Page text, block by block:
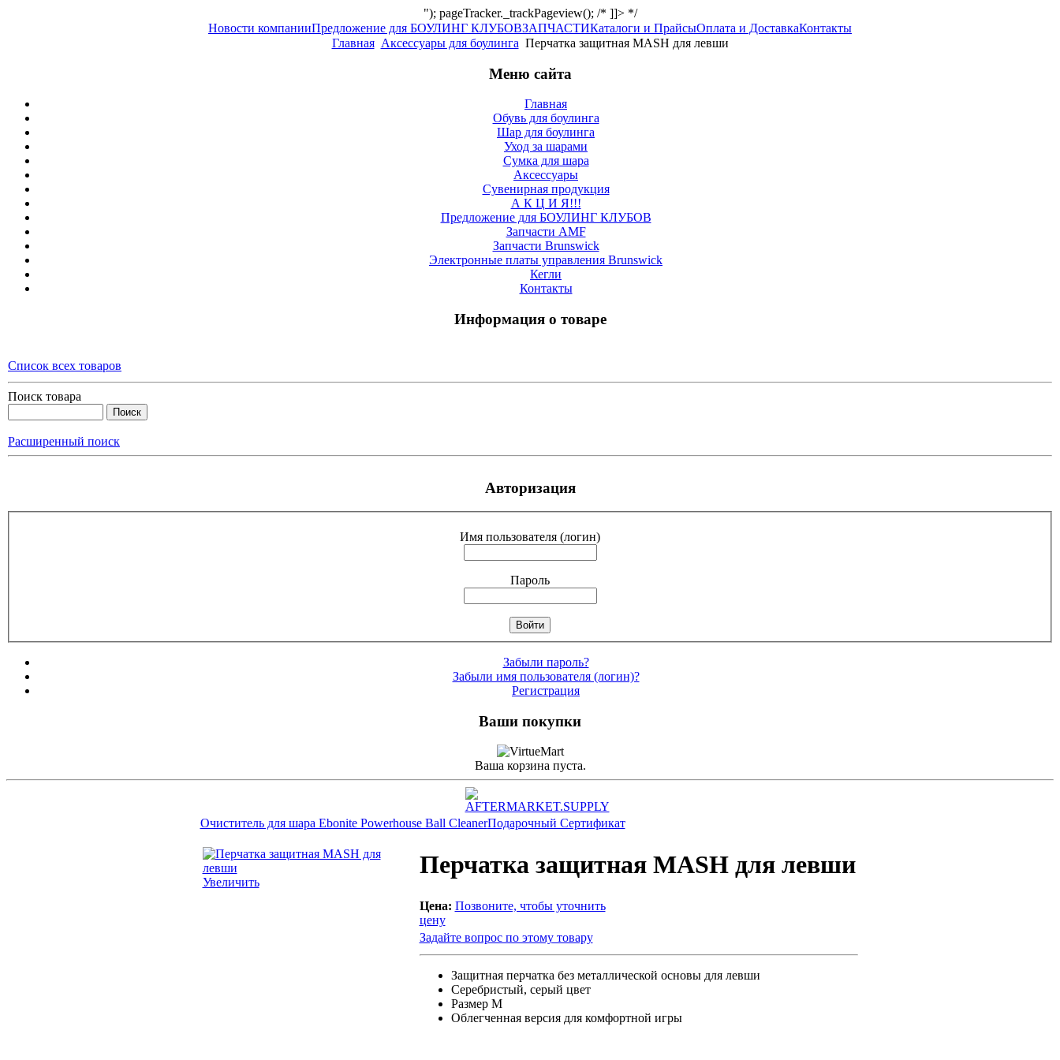
"); pageTracker._trackPageview(); /* ]]> */
Новости компанииПредложение для БОУЛИНГ КЛУБОВЗАПЧАСТИКаталоги и ПрайсыОплата и ДоставкаКонтакты
Главная Аксессуары для боулинга Перчатка защитная MASH для левши
Меню сайта
Главная
Обувь для боулинга
Шар для боулинга
Уход за шарами
Сумка для шара
Аксессуары
Сувенирная продукция
А К Ц И Я!!!
Предложение для БОУЛИНГ КЛУБОВ
Запчасти AMF
Запчасти Brunswick
Электронные платы управления Brunswick
Кегли
Контакты
Информация о товаре
Список всех товаров
Поиск товара
Расширенный поиск
Авторизация
Имя пользователя (логин)
Пароль
Забыли пароль?
Забыли имя пользователя (логин)?
Регистрация
Ваши покупки
Ваша корзина пуста.
Очиститель для шара Ebonite Powerhouse Ball CleanerПодарочный Сертификат
Увеличить
Перчатка защитная MASH для левши
Цена: Позвоните, чтобы уточнить
цену
Задайте вопрос по этому товару
Защитная перчатка без металлической основы для левши
Серебристый, серый цвет
Размер M
Облегченная версия для комфортной игры